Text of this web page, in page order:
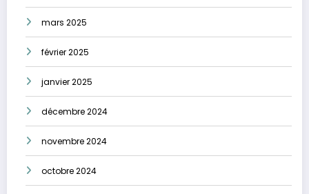
mars 2025
février 2025
janvier 2025
décembre 2024
novembre 2024
octobre 2024